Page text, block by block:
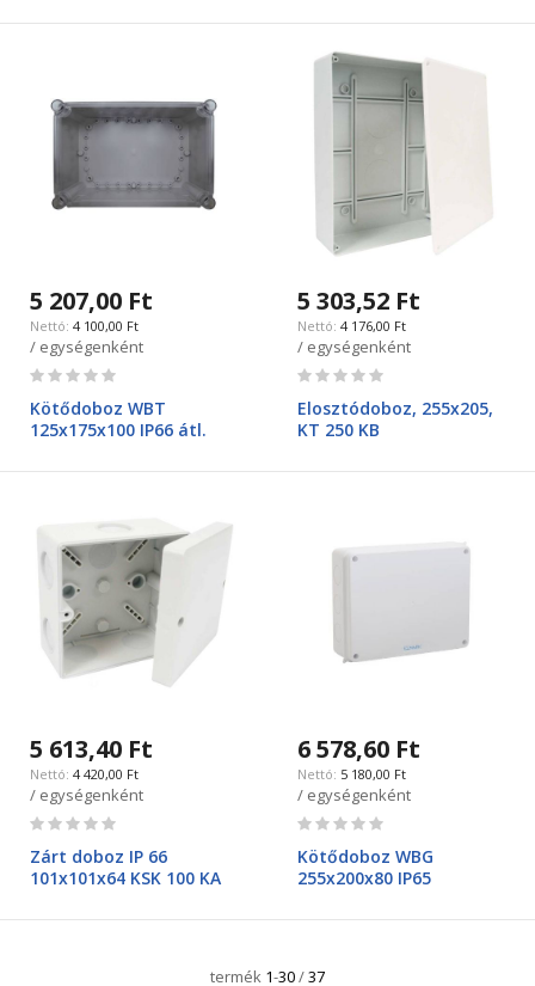
5 207,00 Ft
4 100,00 Ft
/ egységenként
Rating:
Kötődoboz WBT
125x175x100 IP66 átl.
5 303,52 Ft
4 176,00 Ft
/ egységenként
Rating:
Elosztódoboz, 255x205,
KT 250 KB
5 613,40 Ft
4 420,00 Ft
/ egységenként
Rating:
Zárt doboz IP 66
101x101x64 KSK 100 KA
6 578,60 Ft
5 180,00 Ft
/ egységenként
Rating:
Kötődoboz WBG
255x200x80 IP65
termék 1-30/37